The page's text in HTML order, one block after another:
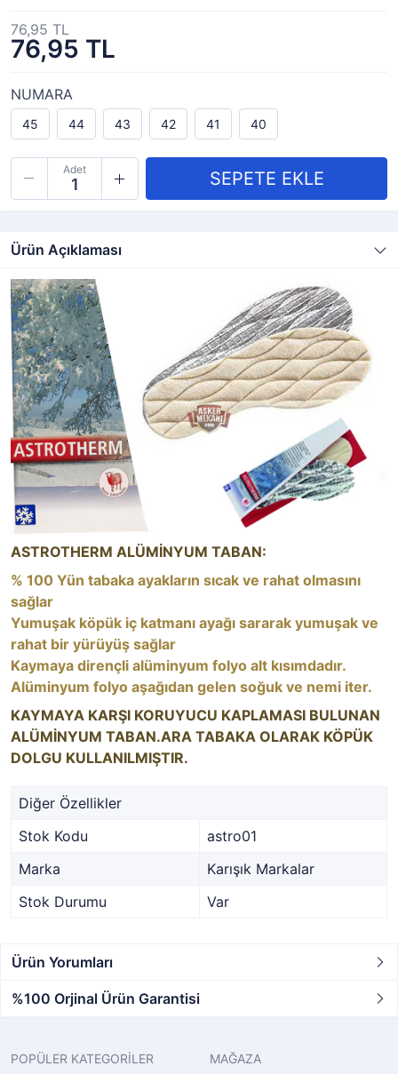
76,95 TL
76,95 TL
NUMARA
45 44 43 42 41 40
Adet
Ürün Açıklaması
ASTROTHERM ALÜMİNYUM TABAN:
% 100 Yün tabaka ayakların sıcak ve rahat olmasını
sağlar
Yumuşak köpük iç katmanı ayağı sararak yumuşak ve
rahat bir yürüyüş sağlar
Kaymaya dirençli alüminyum folyo alt kısımdadır.
Alüminyum folyo aşağıdan gelen soğuk ve nemi iter.
KAYMAYA KARŞI KORUYUCU KAPLAMASI BULUNAN
ALÜMİNYUM TABAN.ARA TABAKA OLARAK KÖPÜK
DOLGU KULLANILMIŞTIR.
Diğer Özellikler
Stok Kodu
astro01
Marka
Karışık Markalar
Stok Durumu
Var
Ürün Yorumları
%100 Orjinal Ürün Garantisi
POPÜLER KATEGORİLER
MAĞAZA